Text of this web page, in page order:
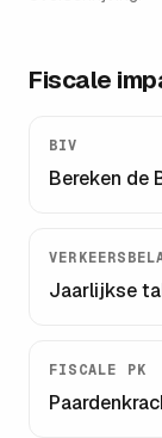
Fiscale
BIV
Bereken de
Jaarlijkse
FISCALE PK